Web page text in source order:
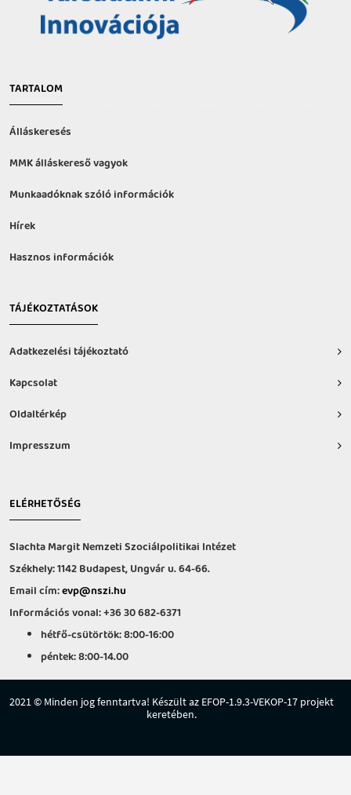
TARTALOM
Álláskeresés
MMK álláskereső vagyok
Munkaadóknak szóló információk
Hírek
Hasznos információk
TÁJÉKOZTATÁSOK
Adatkezelési tájékoztató
Kapcsolat
Oldaltérkép
Impresszum
ELÉRHETŐSÉG
Slachta Margit Nemzeti Szociálpolitikai Intézet
Székhely: 1142 Budapest, Ungvár u. 64-66.
Email cím:evp@nszi.hu
Információs vonal: +36 30 682-6371
hétfő-csütörtök: 8:00-16:00
péntek: 8:00-14.00
2021 © Minden jog fenntartva! Készült az EFOP-1.9.3-VEKOP-17 projekt
keretében.